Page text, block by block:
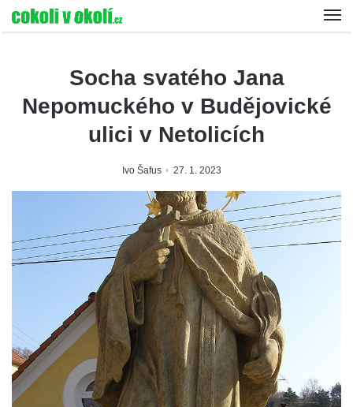
Socha svatého Jana
Nepomuckého v Budějovické
ulici v Netolicích
Ivo Šafus 27. 1. 2023